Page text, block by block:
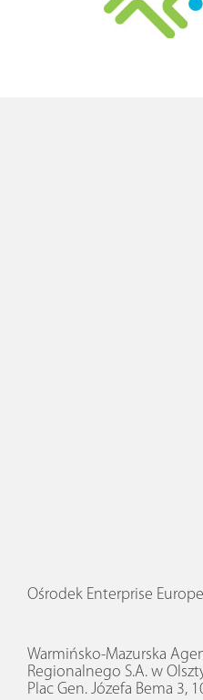
Ośrodek Enterprise
Warmińsko-Mazurska
Regionalnego S.A. w
Plac Gen. Józefa Bema 3,